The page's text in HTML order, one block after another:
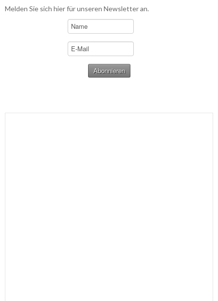
Melden Sie sich hier für unseren Newsletter an.